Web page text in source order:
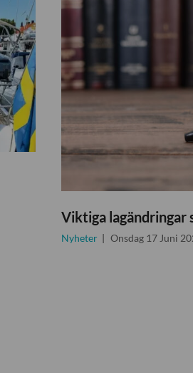
Viktiga lagändringar
Nyheter Onsdag 17 Juni